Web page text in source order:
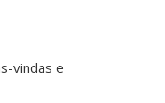
vindas e